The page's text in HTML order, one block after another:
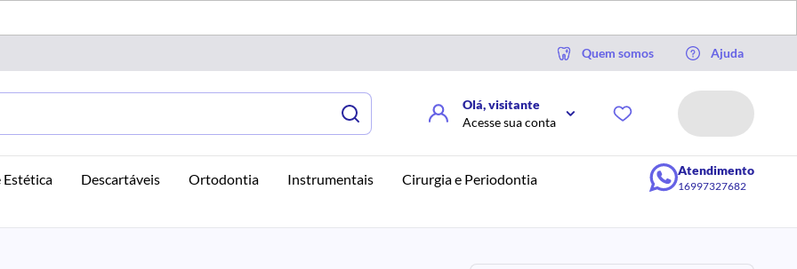
Quem somos Ajuda
Olá, visitante
Acesse sua conta
Estética Descartáveis Ortodontia Instrumentais Cirurgia e Periodontia
Atendimento
16997327682